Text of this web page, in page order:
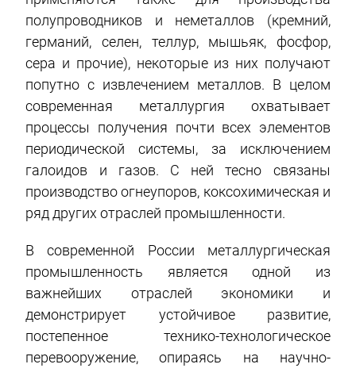
полупроводников и неметаллов (кремний,
германий, селен, теллур, мышьяк, фосфор,
сера и прочие), некоторые из них получают
попутно с извлечением металлов. В целом
современная металлургия охватывает
процессы получения почти всех элементов
периодической системы, за исключением
галоидов и газов. С ней тесно связаны
производство огнеупоров, коксохимическая и
ряд других отраслей промышленности.
В современной России металлургическая
промышленность является одной из
важнейших отраслей экономики и
демонстрирует устойчивое развитие,
постепенное технико-технологическое
перевооружение, опираясь на научно-